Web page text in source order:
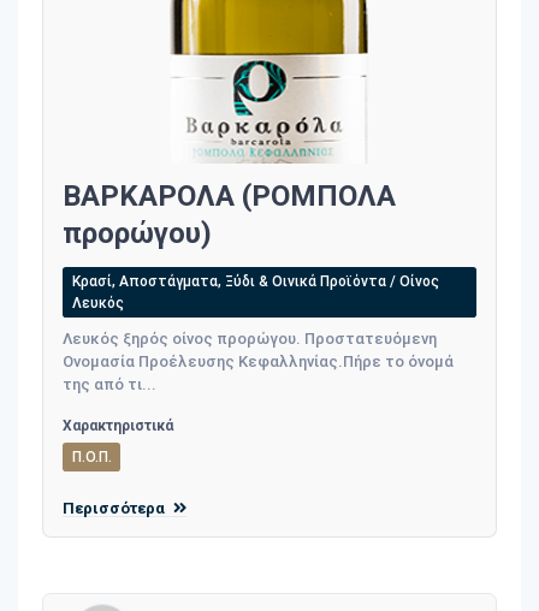
ΒΑΡΚΑΡΟΛΑ (ΡΟΜΠΟΛΑ
προρώγου)
Κρασί, Αποστάγματα, Ξύδι & Οινικά Προϊόντα / Οίνος
Λευκός
Λευκός ξηρός οίνος προρώγου. Προστατευόμενη
Ονομασία Προέλευσης Κεφαλληνίας.Πήρε το όνομά
της από τι...
Χαρακτηριστικά
Π.Ο.Π.
Περισσότερα